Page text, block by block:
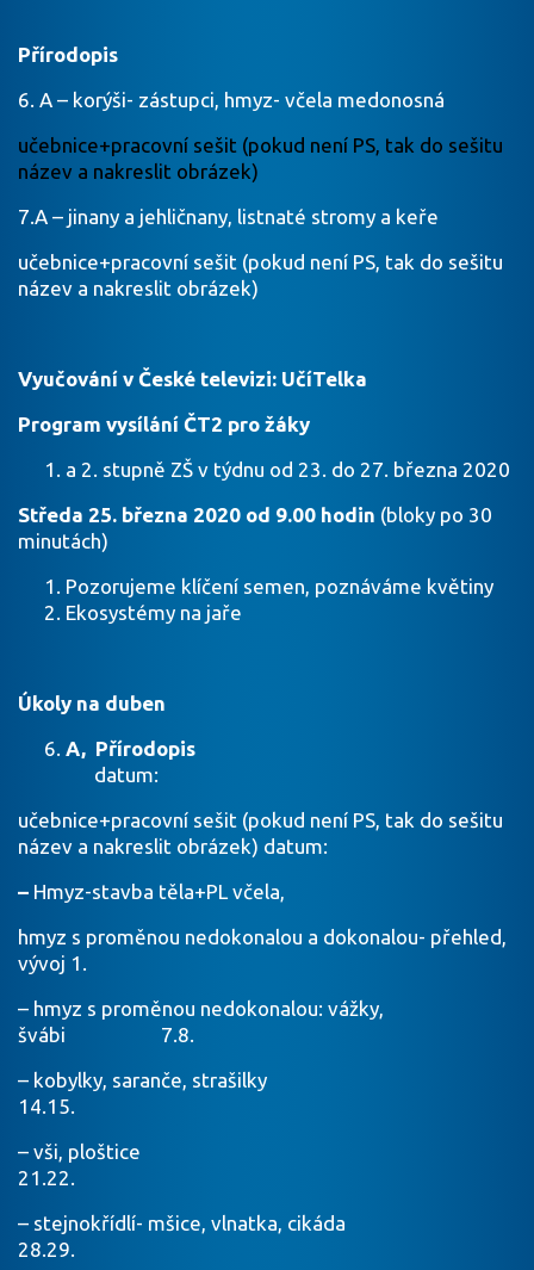
Přírodopis
6. A – korýši- zástupci, hmyz- včela medonosná
učebnice+pracovní sešit (pokud není PS, tak do sešitu
název a nakreslit obrázek)
7.A – jinany a jehličnany, listnaté stromy a keře
učebnice+pracovní sešit (pokud není PS, tak do sešitu
název a nakreslit obrázek)
Vyučování v České televizi: UčíTelka
Program vysílání ČT2 pro žáky
a 2. stupně ZŠ v týdnu od 23. do 27. března 2020
Středa 25. března 2020 od 9.00 hodin (bloky po 30
minutách)
Pozorujeme klíčení semen, poznáváme květiny
Ekosystémy na jaře
Úkoly na duben
A, Přírodopis
datum:
učebnice+pracovní sešit (pokud není PS, tak do sešitu
název a nakreslit obrázek) datum:
– Hmyz-stavba těla+PL včela,
hmyz s proměnou nedokonalou a dokonalou- přehled,
vývoj 1.
– hmyz s proměnou nedokonalou: vážky,
švábi 7.8.
– kobylky, saranče, strašilky
14.15.
– vši, ploštice
21.22.
– stejnokřídlí- mšice, vlnatka, cikáda
28.29.